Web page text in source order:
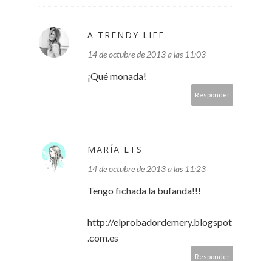
A TRENDY LIFE
14 de octubre de 2013 a las 11:03
¡Qué monada!
Responder
MARÍA LTS
14 de octubre de 2013 a las 11:23
Tengo fichada la bufanda!!!
http://elprobadordemery.blogspot
.com.es
Responder